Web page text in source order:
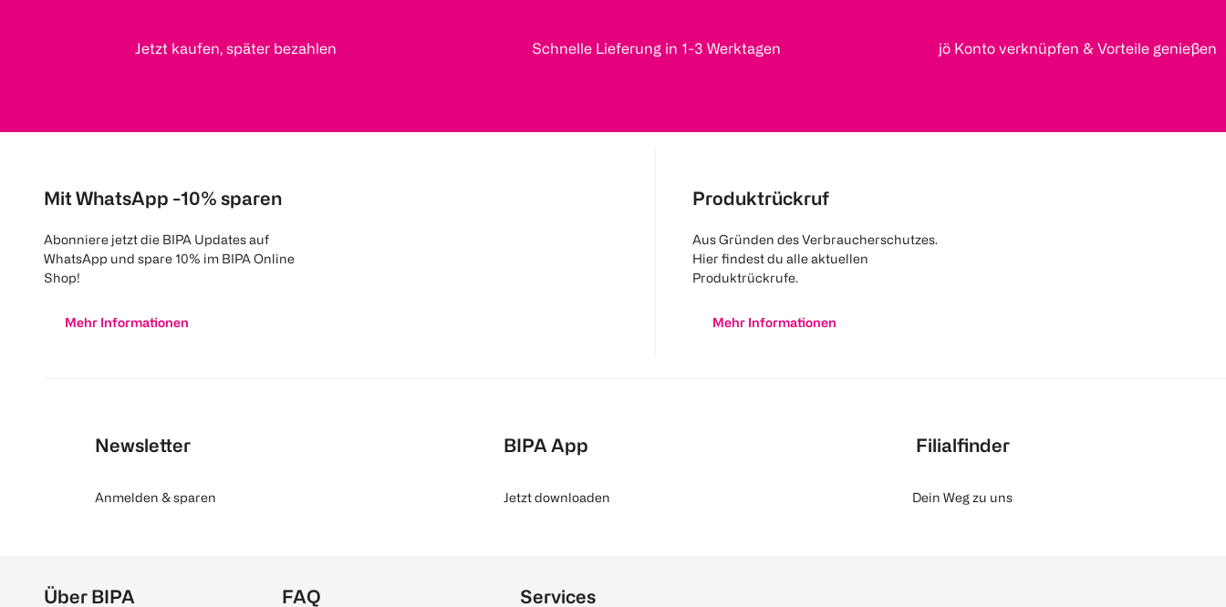
Jetzt kaufen, später bezahlen Schnelle Lieferung in 1-3 Werktagen jö Konto verknüpfen & Vorteile genießen
Mit WhatsApp -10% sparen
Abonniere jetzt die BIPA Updates auf
WhatsApp und spare 10% im BIPA Online
Shop!
Mehr Informationen
Produktrückruf
Aus Gründen des Verbraucherschutzes.
Hier findest du alle aktuellen
Produktrückrufe.
Mehr Informationen
Newsletter
Anmelden & sparen
BIPA App
Jetzt downloaden
Filialfinder
Dein Weg zu uns
Über BIPA FAQ Services